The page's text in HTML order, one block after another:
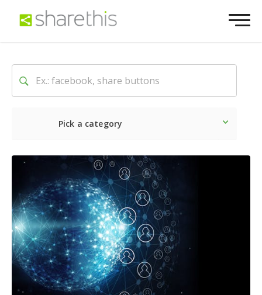
Pick a category
Latest Social